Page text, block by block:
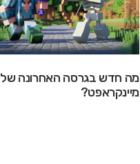
מה חדש בגרסה האחרונה של
מיינקראפט?